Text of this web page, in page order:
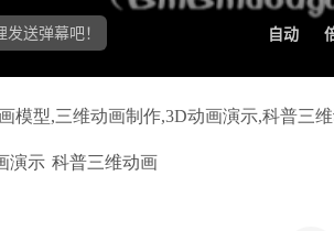
模型,三维动画制作,3D动画演示,科普三
演示 科普三维动画